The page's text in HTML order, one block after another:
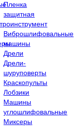
Пленка
защитная
Виброшлифовальные
машины
Дрели
Дрели-
шуруповерты
Краскопульты
Лобзики
Машины
углошлифовальные
Миксеры